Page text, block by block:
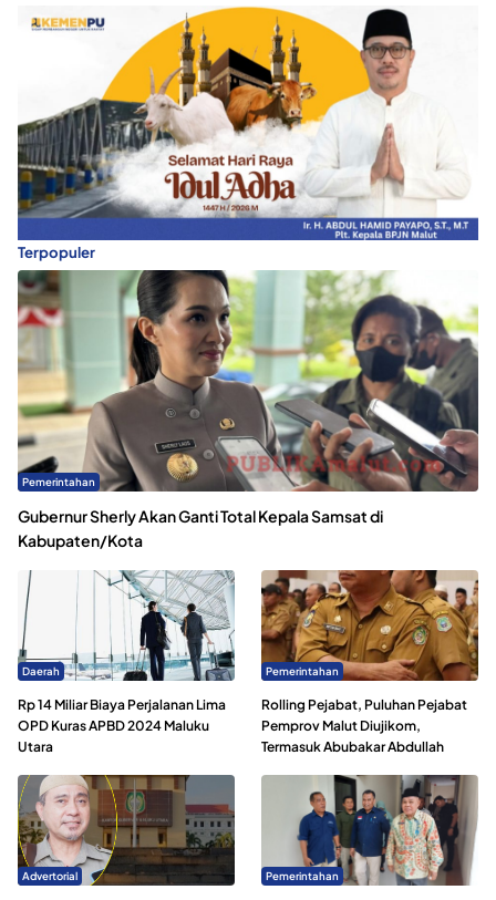
Terpopuler
Pemerintahan
Gubernur Sherly Akan Ganti Total Kepala Samsat di
Kabupaten/Kota
Daerah
Rp 14 Miliar Biaya Perjalanan Lima
OPD Kuras APBD 2024 Maluku
Utara
Pemerintahan
Rolling Pejabat, Puluhan Pejabat
Pemprov Malut Diujikom,
Termasuk Abubakar Abdullah
Advertorial Pemerintahan